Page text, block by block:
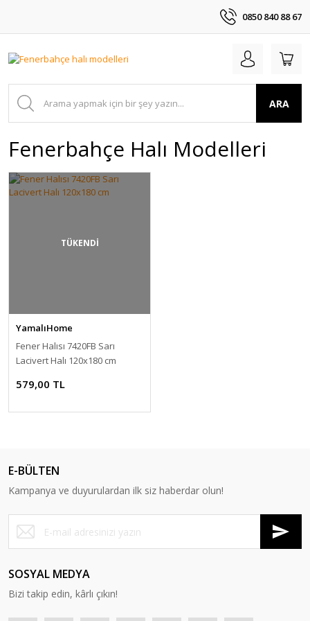
0850 840 88 67
ARA
Fenerbahçe Halı Modelleri
TÜKENDİ
YamalıHome
Fener Halısı 7420FB Sarı
Lacivert Halı 120x180 cm
579,00 TL
E-BÜLTEN
Kampanya ve duyurulardan ilk siz haberdar olun!
SOSYAL MEDYA
Bizi takip edin, kârlı çıkın!